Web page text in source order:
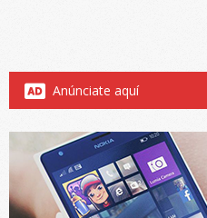
Anúnciate aquí